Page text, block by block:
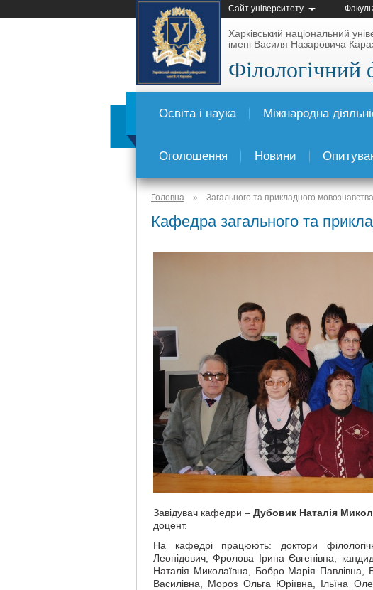
Сайт університету
Харківський національний
імені Василя Назаровича
Філологічний
Освіта і наука Міжнародна
Оголошення Новини
Головна » Загального та прикладного мовознавства
Кафедра загального та
Завідувач кафедри – Дубовик Наталія
доцент.
На кафедрі працюють: доктори
Леонідович, Фролова Ірина Євгенівна,
Наталія Миколаївна, Бобро Марія
Василівна, Мороз Ольга Юріївна, Ільїна